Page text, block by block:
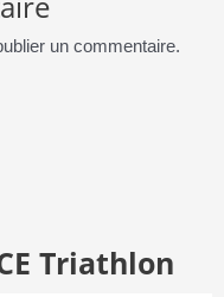
un commentaire.
Triathlon